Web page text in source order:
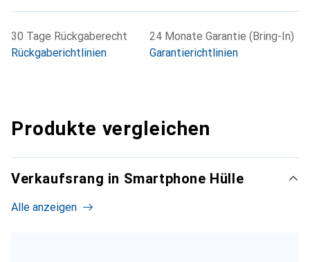
30 Tage Rückgaberecht
Rückgaberichtlinien
24 Monate Garantie (Bring-In)
Garantierichtlinien
Produkte vergleichen
Verkaufsrang in Smartphone Hülle
Alle anzeigen